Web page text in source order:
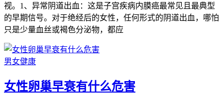
视。1、异常阴道出血：这是子宫疾病内膜癌最常见且最典型
的早期信号。对于绝经后的女性，任何形式的阴道出血，哪怕
只是少量血丝或褐色分泌物，都应
男女健康
女性卵巢早衰有什么危害